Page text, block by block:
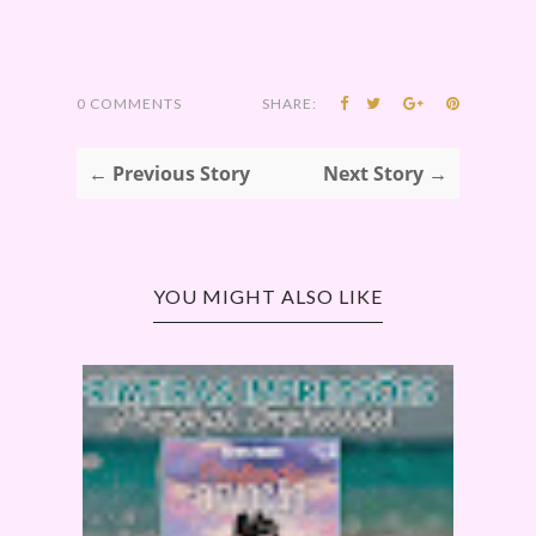
0 COMMENTS SHARE:
← Previous Story Next Story →
YOU MIGHT ALSO LIKE